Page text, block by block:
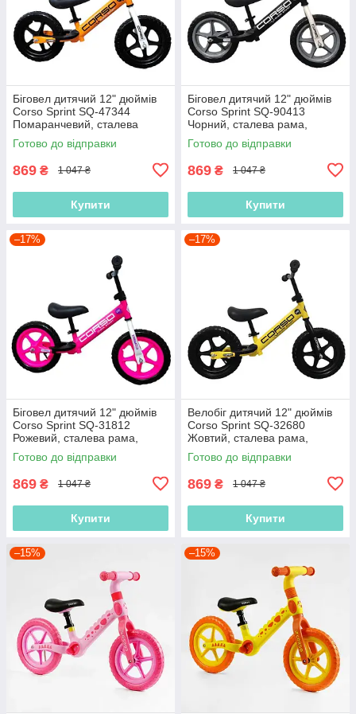
Біговел дитячий 12" дюймів
Corso Sprint SQ-47344
Помаранчевий, сталева
рама, колеса EVA (піна),
підставка для ніжок, велобіг
Готово до відправки
869 ₴ 1 047 ₴
Купити
Біговел дитячий 12" дюймів
Corso Sprint SQ-90413
Чорний, сталева рама,
колеса EVA (піна), підставка
для ніжок, велобіг
Готово до відправки
869 ₴ 1 047 ₴
Купити
–17%
Біговел дитячий 12" дюймів
Corso Sprint SQ-31812
Рожевий, сталева рама,
колеса EVA (піна), підставка
для ніжок, Велобіг
Готово до відправки
869 ₴ 1 047 ₴
Купити
–17%
Велобіг дитячий 12" дюймів
Corso Sprint SQ-32680
Жовтий, сталева рама,
колеса EVA (піна), підставка
для ніжок, Біговел
Готово до відправки
869 ₴ 1 047 ₴
Купити
–15% –15%